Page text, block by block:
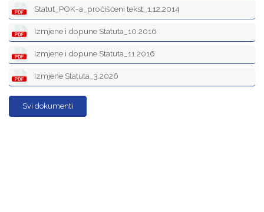
Statut_POK-a_pročišćeni tekst_1.12.2014
Izmjene i dopune Statuta_10.2016
Izmjene i dopune Statuta_11.2016
Izmjene Statuta_3.2026
Svi dokumenti